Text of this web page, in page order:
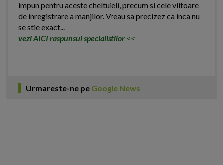
impun pentru aceste cheltuieli, precum si cele viitoare
de inregistrare a manjilor. Vreau sa precizez ca inca nu
se stie exact...
vezi AICI raspunsul specialistilor <<
Urmareste-ne pe Google News